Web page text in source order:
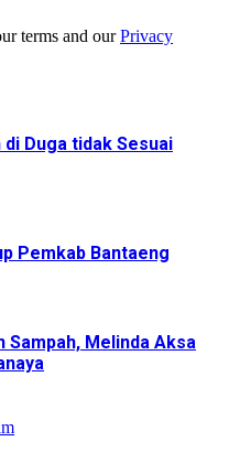
terms and ourPrivacy
Duga tidak Sesuai
Pemkab Bantaeng
Sampah, Melinda Aksa